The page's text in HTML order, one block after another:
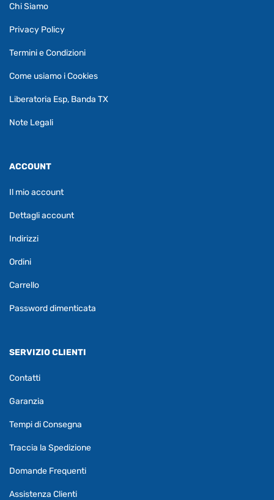
Chi Siamo
Privacy Policy
Termini e Condizioni
Come usiamo i Cookies
Liberatoria Esp, Banda TX
Note Legali
ACCOUNT
Il mio account
Dettagli account
Indirizzi
Ordini
Carrello
Password dimenticata
SERVIZIO CLIENTI
Contatti
Garanzia
Tempi di Consegna
Traccia la Spedizione
Domande Frequenti
Assistenza Clienti